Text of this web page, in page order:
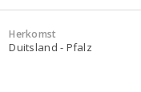
Herkomst
Duitsland - Pfalz